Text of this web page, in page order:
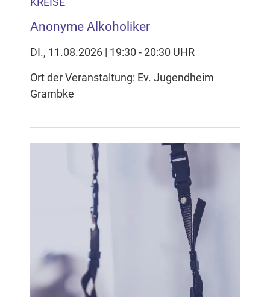
Anonyme Alkoholiker
DI., 11.08.2026 | 19:30 - 20:30 UHR
Ort der Veranstaltung: Ev. Jugendheim
Grambke